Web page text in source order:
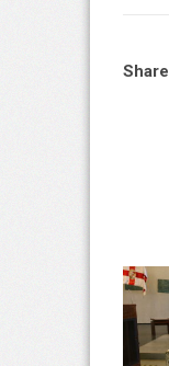
Share